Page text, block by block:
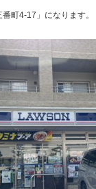
町4-17」になります。